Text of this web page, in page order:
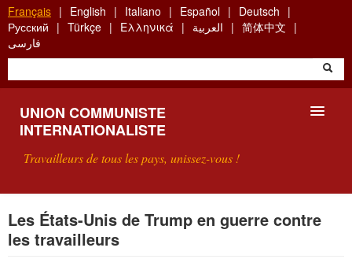
Aller
au
contenu
principal
Français English Italiano Español
Deutsch
Русский
Türkçe Ελληνικά العربية
简体中文
فارسی
UNION COMMUNISTE
INTERNATIONALISTE
Travailleurs de tous les pays, unissez-vous !
PRÉSENTATION
QU'EST-CE QUE L'UCI ?
Les États-Unis de Trump en guerre contre
les travailleurs